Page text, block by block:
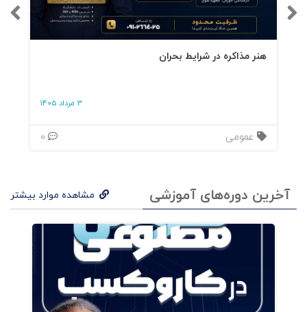
هنر مذاکره در شرایط بحران
3 مرداد 1405
عمومی
آخرین دوره‌های آموزشی مشاهده موارد بیشتر